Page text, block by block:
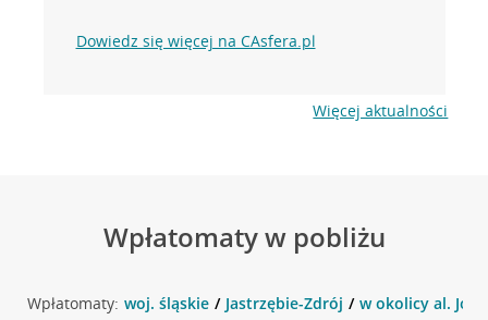
Dowiedz się więcej na CAsfera.pl
Więcej aktualności
Wpłatomaty w pobliżu
Wpłatomaty: woj. śląskie Jastrzębie-Zdrój w okolicy al.